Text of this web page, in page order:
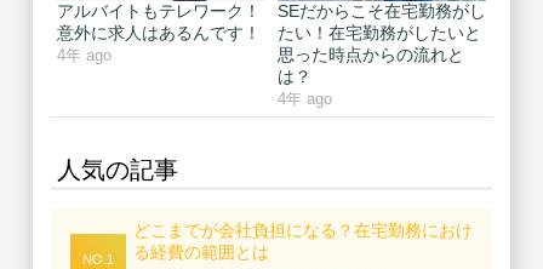
アルバイトもテレワーク！
意外に求人はあるんです！
4年 ago
SEだからこそ在宅勤務がし
たい！在宅勤務がしたいと
思った時点からの流れと
は？
4年 ago
人気の記事
どこまでが会社負担になる？在宅勤務におけ
る経費の範囲とは